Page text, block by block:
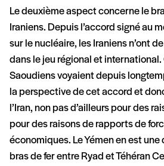
Le deuxième aspect concerne le
Iraniens. Depuis l’accord signé au
sur le nucléaire, les Iraniens n’ont
dans le jeu régional et
Saoudiens voyaient depuis
la perspective de cet accord et
l’Iran, non pas d’ailleurs pour des
pour des raisons de rapports de
économiques. Le Yémen en est
bras de fer entre Ryad et Téhéran